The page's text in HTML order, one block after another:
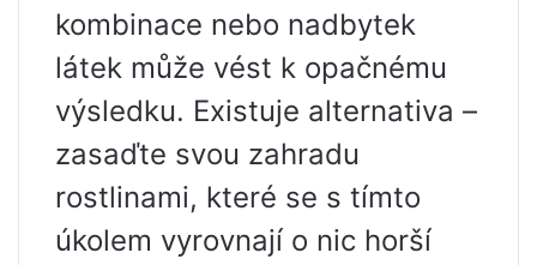
kombinace nebo nadbytek
látek může vést k opačnému
výsledku. Existuje alternativa –
zasaďte svou zahradu
rostlinami, které se s tímto
úkolem vyrovnají o nic horší